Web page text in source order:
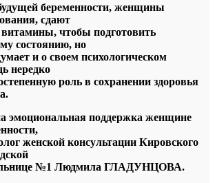
беременности, женщины
сдают
чтобы подготовить
состоянию, но
и о своем психологическом
нередко
роль в сохранении здоровья
эмоциональная поддержка женщине
женской консультации Кировского
№1 Людмила ГЛАДУНЦОВА.